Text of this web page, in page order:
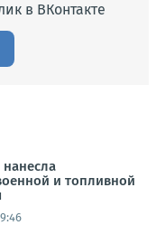
в ВКонтакте
нанесла
и топливной